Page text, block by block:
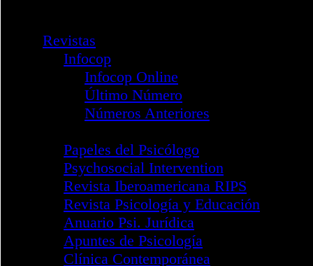
Correo Seguro
Aviso de Seguridad
Cursos y Actividades
Miembro Internacional
Reglamento Miembro
Reglamento PDF
Formulario Internacional